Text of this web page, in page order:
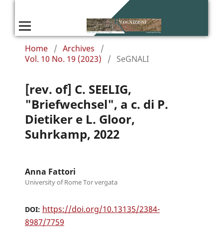
Home / Archives
/
Vol. 10 No. 19 (2023)
/ SeGNALI
[rev. of] C. SEELIG,
"Briefwechsel", a c. di P.
Dietiker e L. Gloor,
Suhrkamp, 2022
Anna Fattori
University of Rome Tor vergata
DOI: https://doi.org/10.13135/2384-
8987/7759